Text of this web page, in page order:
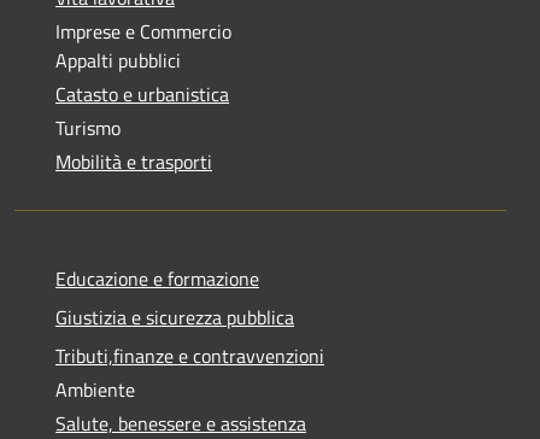
Imprese e Commercio
Appalti pubblici
Catasto e urbanistica
Turismo
Mobilità e trasporti
Educazione e formazione
Giustizia e sicurezza pubblica
Tributi,finanze e contravvenzioni
Ambiente
Salute, benessere e assistenza